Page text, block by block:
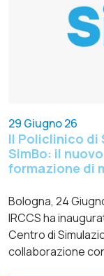
29 Giugno 26
Il Policlinico di
SimBo: il
formazione di
Bologna, 24
IRCCS ha
Centro di
collaborazione